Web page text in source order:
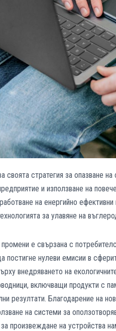
своята стратегия за опазване
и използване на
на енергийно
за улавяне на
е свързана с
постигне нулеви емисии в
внедряването на
включващи продукти с
резултати. Благодарение на
на системи за
произвеждане на устройства